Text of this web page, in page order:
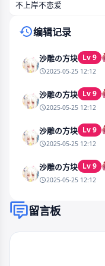
不上岸不恋爱
留言板
编辑记录
沙雕の方块 Lv 9
2025-05-25 12:12
沙雕の方块 Lv 9
2025-05-25 12:12
沙雕の方块 Lv 9
2025-05-25 12:12
沙雕の方块 Lv 9
2025-05-25 12:12